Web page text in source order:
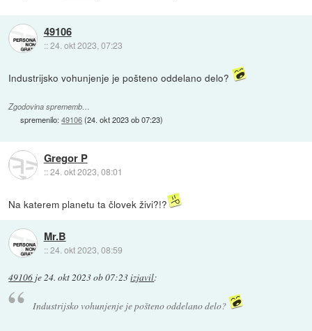
49106
::24. okt 2023, 07:23
Industrijsko vohunjenje je pošteno oddelano delo?
Zgodovina sprememb…
spremenilo:49106(24. okt 2023 ob 07:23)
Gregor P
::24. okt 2023, 08:01
Na katerem planetu ta človek živi?!?
Mr.B
::24. okt 2023, 08:59
49106 je24. okt 2023 ob 07:23izjavil:
Industrijsko vohunjenje je pošteno oddelano delo?